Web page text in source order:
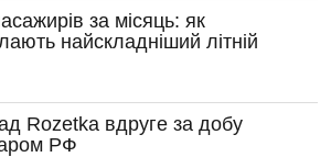
за місяць: як
найскладніший літній
Rozetka вдруге за добу
РФ